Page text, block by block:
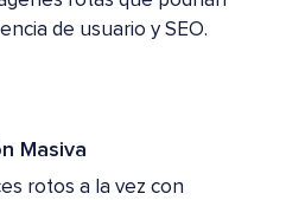
de usuario y SEO.
Masiva
rotos a la vez con